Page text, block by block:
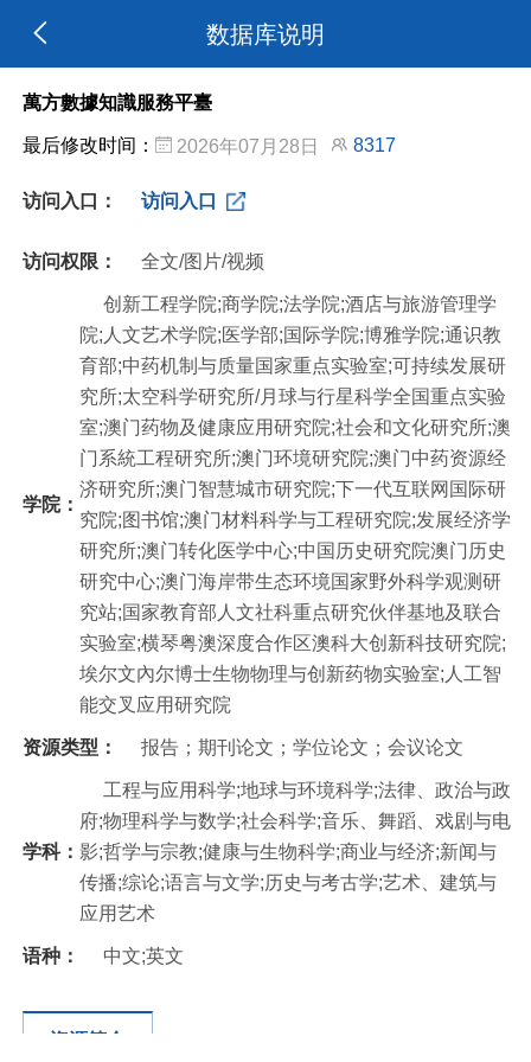
数据库说明
萬方數據知識服務平臺
最后修改时间： 2026年07月28日 8317
访问入口： 访问入口
访问权限： 全文/图片/视频
学院：
创新工程学院;商学院;法学院;酒店与旅游管理学
院;人文艺术学院;医学部;国际学院;博雅学院;通识教
育部;中药机制与质量国家重点实验室;可持续发展研
究所;太空科学研究所/月球与行星科学全国重点实验
室;澳门药物及健康应用研究院;社会和文化研究所;澳
门系統工程研究所;澳门环境研究院;澳门中药资源经
济研究所;澳门智慧城市研究院;下一代互联网国际研
究院;图书馆;澳门材料科学与工程研究院;发展经济学
研究所;澳门转化医学中心;中国历史研究院澳门历史
研究中心;澳门海岸带生态环境国家野外科学观测研
究站;国家教育部人文社科重点研究伙伴基地及联合
实验室;横琴粤澳深度合作区澳科大创新科技研究院;
埃尔文內尔博士生物物理与创新药物实验室;人工智
能交叉应用研究院
资源类型： 报告；期刊论文；学位论文；会议论文
学科：
工程与应用科学;地球与环境科学;法律、政治与政
府;物理科学与数学;社会科学;音乐、舞蹈、戏剧与电
影;哲学与宗教;健康与生物科学;商业与经济;新闻与
传播;综论;语言与文学;历史与考古学;艺术、建筑与
应用艺术
语种： 中文;英文
资源简介